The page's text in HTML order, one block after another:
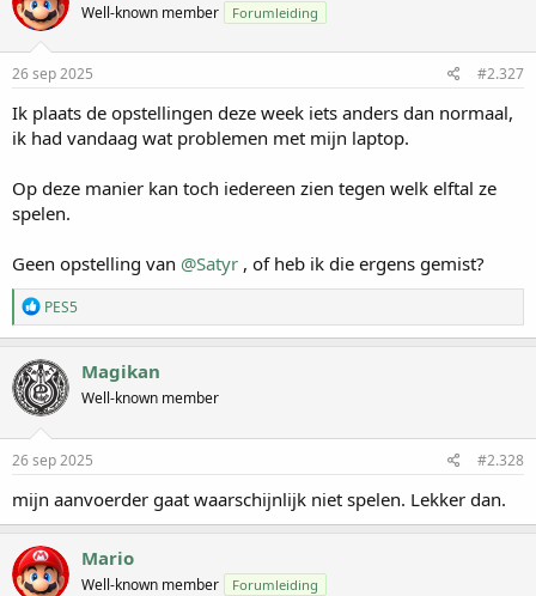
Well-known member Forumleiding
26 sep 2025 #2.327
Ik plaats de opstellingen deze week iets anders dan normaal,
ik had vandaag wat problemen met mijn laptop.
Op deze manier kan toch iedereen zien tegen welk elftal ze
spelen.
Geen opstelling van @Satyr , of heb ik die ergens gemist?
W
a
a
r
d
e
r
i
n
e
PES5
Magikan
Well-known member
26 sep 2025 #2.328
mijn aanvoerder gaat waarschijnlijk niet spelen. Lekker dan.
Mario
Well-known member Forumleiding